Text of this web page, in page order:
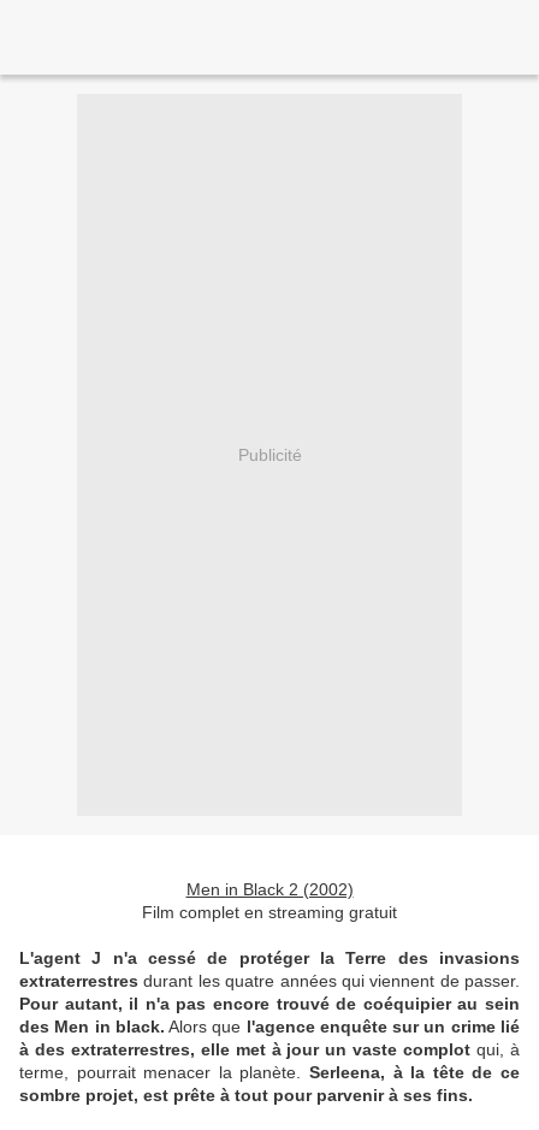
Publicité
Men in Black 2 (2002)
Film complet en streaming gratuit
L'agent J n'a cessé de protéger la Terre des invasions
extraterrestres durant les quatre années qui viennent de passer.
Pour autant, il n'a pas encore trouvé de coéquipier au sein
des Men in black. Alors que l'agence enquête sur un crime lié
à des extraterrestres, elle met à jour un vaste complot qui, à
terme, pourrait menacer la planète.
Serleena, à la tête de ce
sombre projet, est prête à tout pour parvenir à ses fins.